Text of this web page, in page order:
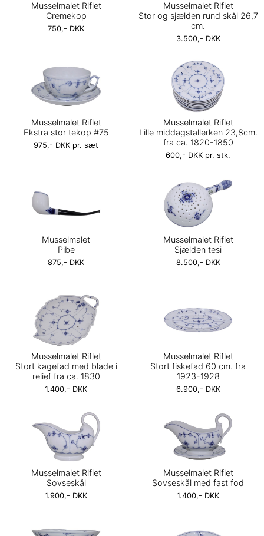
Musselmalet Riflet
Cremekop
750,- DKK
Musselmalet Riflet
Stor og sjælden rund skål 26,7
cm.
3.500,- DKK
Musselmalet Riflet
Ekstra stor tekop #75
975,- DKK pr. sæt
Musselmalet Riflet
Lille middagstallerken 23,8cm.
fra ca. 1820-1850
600,- DKK pr. stk.
Musselmalet
Pibe
875,- DKK
Musselmalet Riflet
Sjælden tesi
8.500,- DKK
Musselmalet Riflet
Stort kagefad med blade i
relief fra ca. 1830
1.400,- DKK
Musselmalet Riflet
Stort fiskefad 60 cm. fra
1923-1928
6.900,- DKK
Musselmalet Riflet
Sovseskål
1.900,- DKK
Musselmalet Riflet
Sovseskål med fast fod
1.400,- DKK